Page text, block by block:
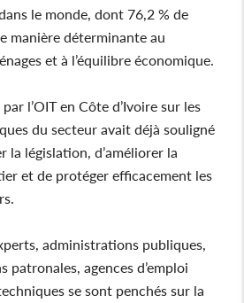
le monde, dont 76,2 % de
manière déterminante au
et à l’équilibre économique.
l’OIT en Côte d’Ivoire sur les
du secteur avait déjà souligné
la législation, d’améliorer la
et de protéger efficacement les
administrations publiques,
patronales, agences d’emploi
se sont penchés sur la